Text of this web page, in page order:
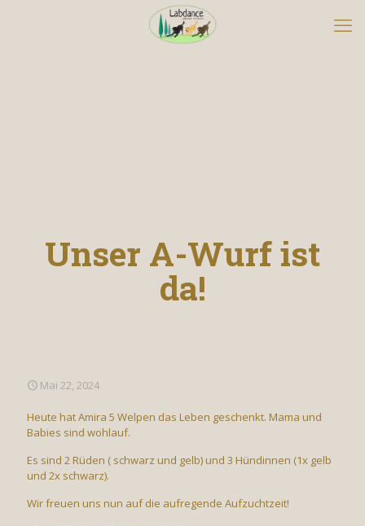
Unser A-Wurf ist
da!
Mai 22, 2024
Heute hat Amira 5 Welpen das Leben geschenkt. Mama und
Babies sind wohlauf.
Es sind 2 Rüden ( schwarz und gelb) und 3 Hündinnen (1x gelb
und 2x schwarz).
Wir freuen uns nun auf die aufregende Aufzuchtzeit!